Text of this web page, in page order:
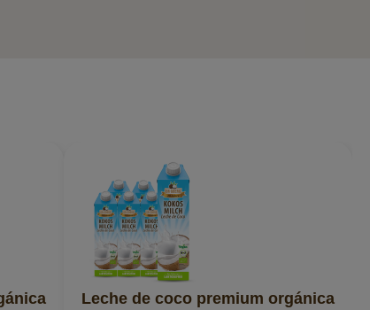
Leche de coco premium orgánica